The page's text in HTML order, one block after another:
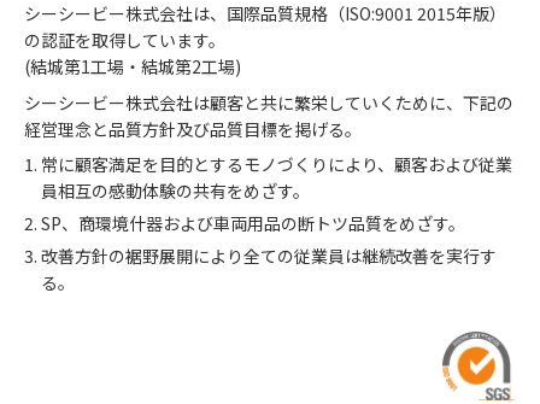
シーシービー株式会社は、国際品質規格（ISO:9001 2015年版）
の認証を取得しています。
(結城第1工場・結城第2工場)
シーシービー株式会社は顧客と共に繁栄していくために、下記の
経営理念と品質方針及び品質目標を掲げる。
常に顧客満足を目的とするモノづくりにより、顧客および従業
員相互の感動体験の共有をめざす。
SP、商環境什器および車両用品の断トツ品質をめざす。
改善方針の裾野展開により全ての従業員は継続改善を実行す
る。